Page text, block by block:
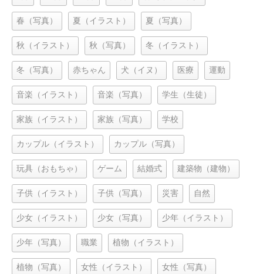
春（写真） 夏（イラスト） 夏（写真）
秋（イラスト） 秋（写真） 冬（イラスト）
冬（写真） 赤ちゃん 犬（イヌ） 医療 運動
音楽（イラスト） 音楽（写真） 学生（生徒）
家族（イラスト） 家族（写真） 学校
カップル（イラスト） カップル（写真）
玩具（おもちゃ） ゲーム 結婚式 建築物（建物）
子供（イラスト） 子供（写真） 災害 自然
少女（イラスト） 少女（写真） 少年（イラスト）
少年（写真） 職業 植物（イラスト）
植物（写真） 女性（イラスト） 女性（写真）